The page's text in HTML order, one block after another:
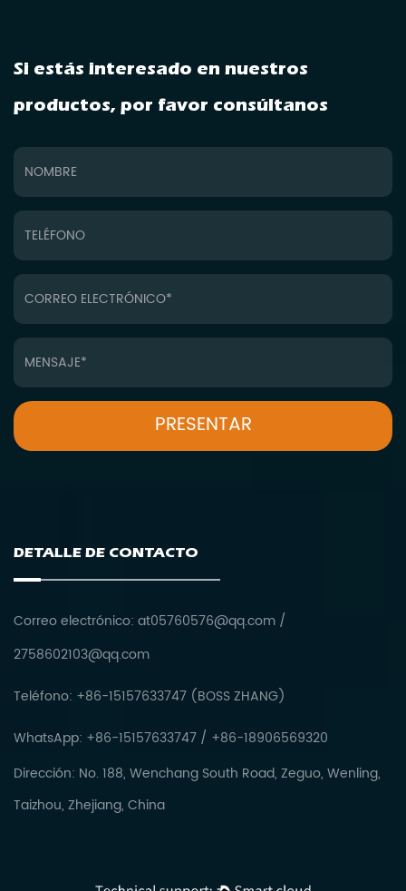
Si estás interesado en nuestros
productos, por favor consúltanos
DETALLE DE CONTACTO
Correo electrónico: at05760576@qq.com /
2758602103@qq.com
Teléfono: +86-15157633747 (BOSS ZHANG)
WhatsApp: +86-15157633747 / +86-18906569320
Dirección: No. 188, Wenchang South Road, Zeguo, Wenling,
Taizhou, Zhejiang, China